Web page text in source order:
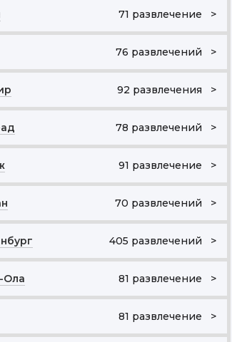
71 развлечение >
76 развлечений >
92 развлечения >
78 развлечений >
91 развлечение >
70 развлечений >
405 развлечений >
Ола 81 развлечение >
81 развлечение >